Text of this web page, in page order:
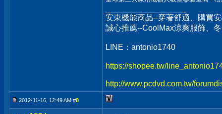
安東機能商品--穿著舒適、購買
誠心推薦--CoolMax涼爽服飾、
LINE：antonio1740
https://shopee.tw/
http://www.pcdvd.com.tw/
2012-11-16, 12:49 AM #8